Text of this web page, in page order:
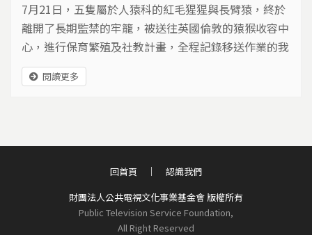
7月21日，五隻屬於人猿科的紅毛猩猩與長臂猿，終於
離開了長期監禁的牢籠，被送往英國倫敦的猿猴收容中
心，進行保育繁殖及社教計畫，全程記錄移送作業的我
們，也帶著祝福與懺悔的心情，和這些流落台灣的「人
猿」說聲再見...
閱讀更多
財團法人公共電視文化事業基金會 版權所有
Public Television Service Foundation,
All Right Reserved
回首頁 認識我們